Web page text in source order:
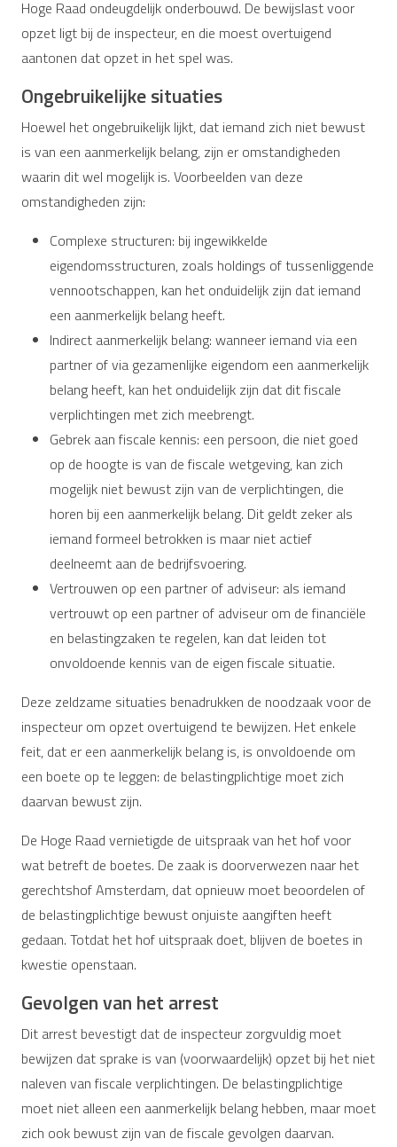
Hoge Raad ondeugdelijk onderbouwd. De bewijslast voor
opzet ligt bij de inspecteur, en die moest overtuigend
aantonen dat opzet in het spel was.
Ongebruikelijke situaties
Hoewel het ongebruikelijk lijkt, dat iemand zich niet bewust
is van een aanmerkelijk belang, zijn er omstandigheden
waarin dit wel mogelijk is. Voorbeelden van deze
omstandigheden zijn:
Complexe structuren: bij ingewikkelde
eigendomsstructuren, zoals holdings of tussenliggende
vennootschappen, kan het onduidelijk zijn dat iemand
een aanmerkelijk belang heeft.
Indirect aanmerkelijk belang: wanneer iemand via een
partner of via gezamenlijke eigendom een aanmerkelijk
belang heeft, kan het onduidelijk zijn dat dit fiscale
verplichtingen met zich meebrengt.
Gebrek aan fiscale kennis: een persoon, die niet goed
op de hoogte is van de fiscale wetgeving, kan zich
mogelijk niet bewust zijn van de verplichtingen, die
horen bij een aanmerkelijk belang. Dit geldt zeker als
iemand formeel betrokken is maar niet actief
deelneemt aan de bedrijfsvoering.
Vertrouwen op een partner of adviseur: als iemand
vertrouwt op een partner of adviseur om de financiële
en belastingzaken te regelen, kan dat leiden tot
onvoldoende kennis van de eigen fiscale situatie.
Deze zeldzame situaties benadrukken de noodzaak voor de
inspecteur om opzet overtuigend te bewijzen. Het enkele
feit, dat er een aanmerkelijk belang is, is onvoldoende om
een boete op te leggen: de belastingplichtige moet zich
daarvan bewust zijn.
De Hoge Raad vernietigde de uitspraak van het hof voor
wat betreft de boetes. De zaak is doorverwezen naar het
gerechtshof Amsterdam, dat opnieuw moet beoordelen of
de belastingplichtige bewust onjuiste aangiften heeft
gedaan. Totdat het hof uitspraak doet, blijven de boetes in
kwestie openstaan.
Gevolgen van het arrest
Dit arrest bevestigt dat de inspecteur zorgvuldig moet
bewijzen dat sprake is van (voorwaardelijk) opzet bij het niet
naleven van fiscale verplichtingen. De belastingplichtige
moet niet alleen een aanmerkelijk belang hebben, maar moet
zich ook bewust zijn van de fiscale gevolgen daarvan.